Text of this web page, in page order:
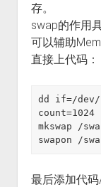
存。
swap的作用
可以辅助Mem
直接上代码：
dd if=/dev/
count=1024
mkswap /
最后添加代